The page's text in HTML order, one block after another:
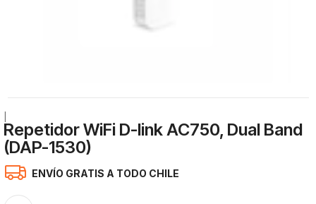
Repetidor WiFi D-link AC750, Dual Band
(DAP-1530)
ENVÍO GRATIS A TODO CHILE